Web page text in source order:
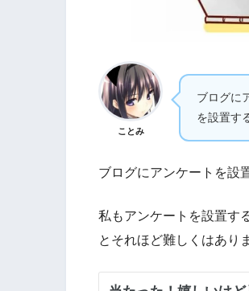
ことみ
ブログに
を設置す
ブログにアンケートを設
私もアンケートを設置す
とそれほど難しくはあり